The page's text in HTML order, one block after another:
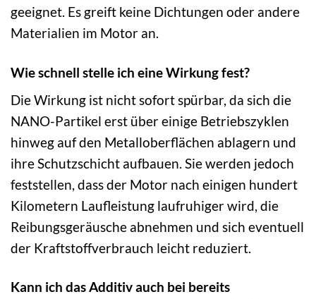
geeignet. Es greift keine Dichtungen oder andere
Materialien im Motor an.
Wie schnell stelle ich eine Wirkung fest?
Die Wirkung ist nicht sofort spürbar, da sich die
NANO-Partikel erst über einige Betriebszyklen
hinweg auf den Metalloberflächen ablagern und
ihre Schutzschicht aufbauen. Sie werden jedoch
feststellen, dass der Motor nach einigen hundert
Kilometern Laufleistung laufruhiger wird, die
Reibungsgeräusche abnehmen und sich eventuell
der Kraftstoffverbrauch leicht reduziert.
Kann ich das Additiv auch bei bereits